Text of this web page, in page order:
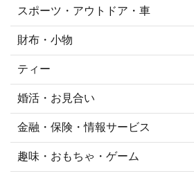
スポーツ・アウトドア・車
財布・小物
ティー
婚活・お見合い
金融・保険・情報サービス
趣味・おもちゃ・ゲーム